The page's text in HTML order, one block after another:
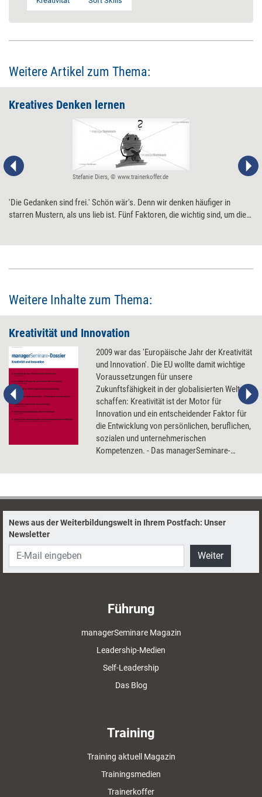
Weitere Artikel zum Thema:
Kreatives Denken lernen
Stefanie Diers, © www.trainerkoffer.de
'Die Gedanken sind frei.' Schön wär's. Denn wir denken häufiger in
starren Mustern, als uns lieb ist. Fünf Faktoren, die wichtig sind, um die
Weitere Inhalte zum Thema:
Kreativität und Innovation
2009 war das 'Europäische Jahr der Kreativität
und Innovation'. Die EU wollte damit wichtige
Voraussetzungen für unsere
Zukunftsfähigkeit in der globalisierten Welt
schaffen: Kreativität ist der Motor für
Innovation und ein entscheidender Faktor für
die Entwicklung von persönlichen, beruflichen,
sozialen und unternehmerischen
Kompetenzen. - Das managerSeminare-
über Kreativität als Strategie, Neurobiologie
mit Methode.
News aus der Weiterbildungswelt in Ihrem Postfach: Unser
Newsletter
Weiter
Führung
managerSeminare Magazin
Leadership-Medien
Self-Leadership
Das Blog
Training
Training aktuell Magazin
Trainingsmedien
Trainerkoffer